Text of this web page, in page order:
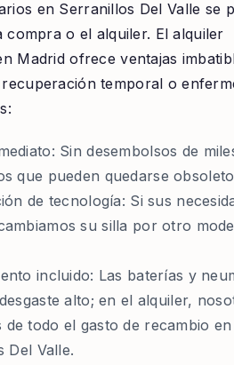
en Serranillos Del Valle se
compra o el alquiler. El alquiler
Madrid ofrece ventajas
temporal o
Sin desembolsos de
que pueden quedarse
de tecnología: Si sus
su silla por otro
incluido: Las baterías y
alto; en el alquiler,
de todo el gasto de recambio en
Del Valle.